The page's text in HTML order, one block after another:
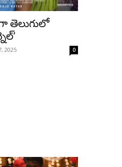
తెలుగులో
2025 0